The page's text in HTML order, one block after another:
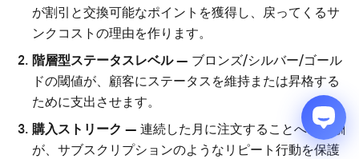
が割引と交換可能なポイントを獲得し、戻ってくるサ
ンクコストの理由を作ります。
階層型ステータスレベル— ブロンズ/シルバー/ゴール
ドの閾値が、顧客にステータスを維持または昇格する
ために支出させます。
購入ストリーク — 連続した月に注文することへの報酬
が、サブスクリプションのようなリピート行動を保護